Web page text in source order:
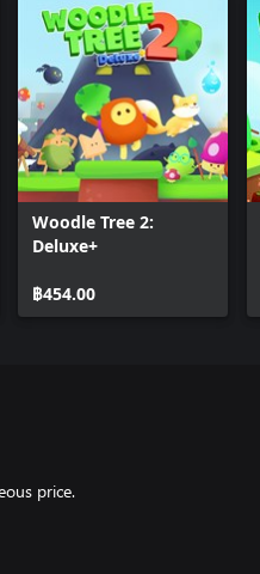
Woodle Tree 2:
Deluxe+
฿454.00
price.